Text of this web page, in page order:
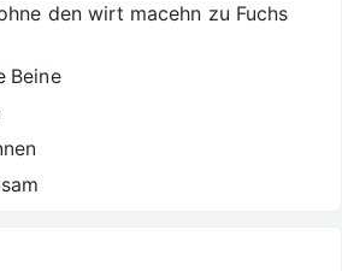
den wirt macehn zu Fuchs
Beine